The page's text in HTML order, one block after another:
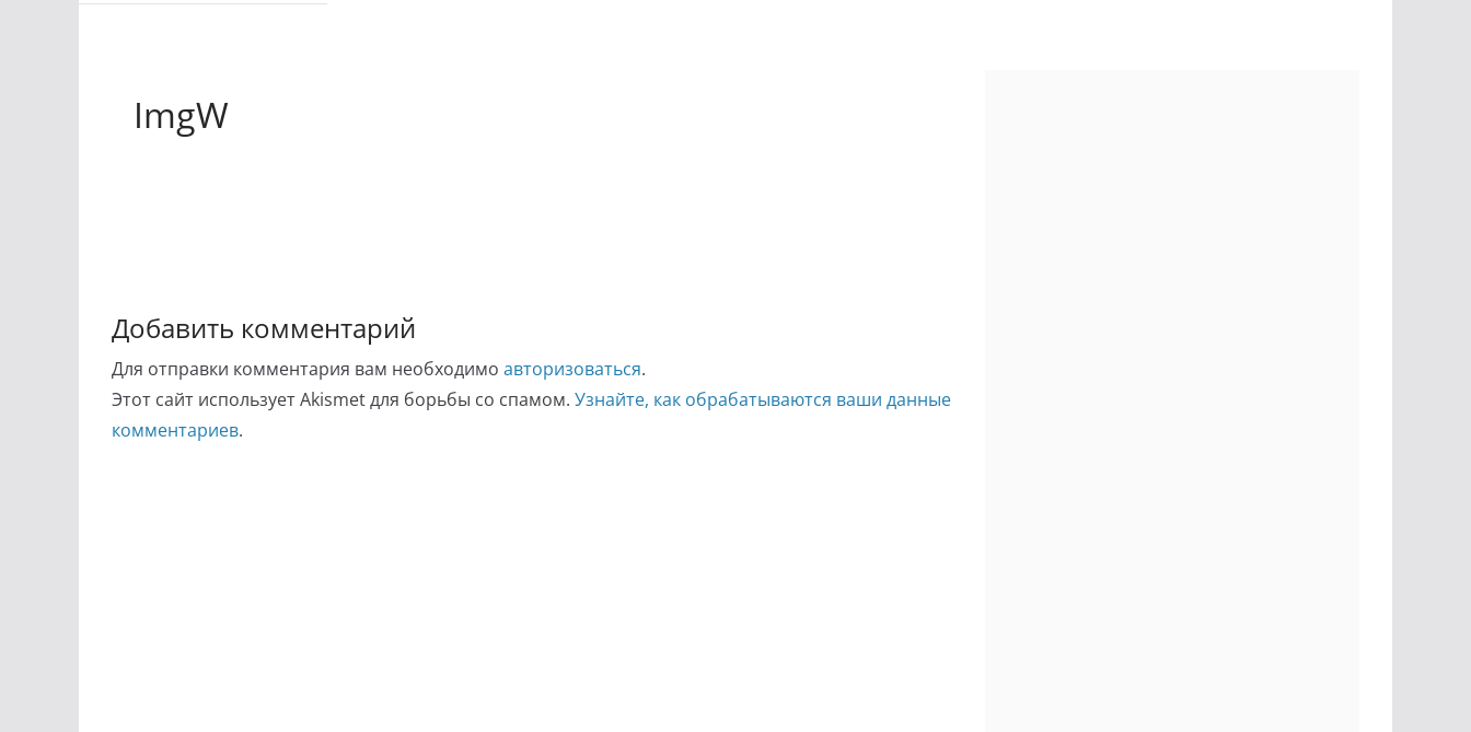
ImgW
Добавить комментарий
Для отправки комментария вам необходимо авторизоваться.
Этот сайт использует Akismet для борьбы со спамом. Узнайте, как обрабатываются ваши данные
комментариев.